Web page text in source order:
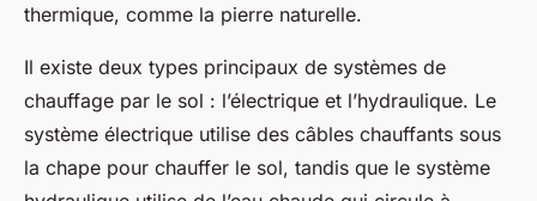
thermique, comme la pierre naturelle.
Il existe deux types principaux de systèmes de
chauffage par le sol : l’électrique et l’hydraulique. Le
système électrique utilise des câbles chauffants sous
la chape pour chauffer le sol, tandis que le système